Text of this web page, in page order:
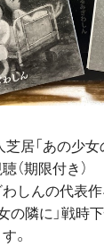
居「あの少
（期限付き）
しんの代表
の隣に」戦時
。